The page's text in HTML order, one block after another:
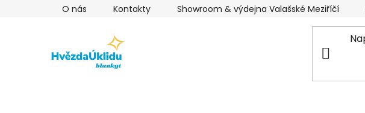
O nás Kontakty Showroom & výdejna Valašské Meziříčí